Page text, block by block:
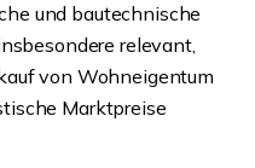
und bautechnische
relevant,
von Wohneigentum
Marktpreise